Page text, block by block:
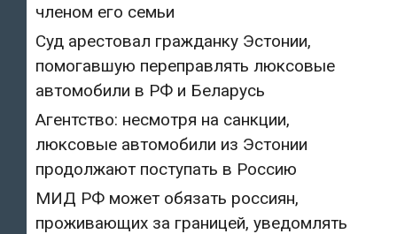
членом его семьи
Суд арестовал гражданку Эстонии,
помогавшую переправлять люксовые
автомобили в РФ и Беларусь
Агентство: несмотря на санкции,
люксовые автомобили из Эстонии
продолжают поступать в Россию
МИД РФ может обязать россиян,
проживающих за границей, уведомлять